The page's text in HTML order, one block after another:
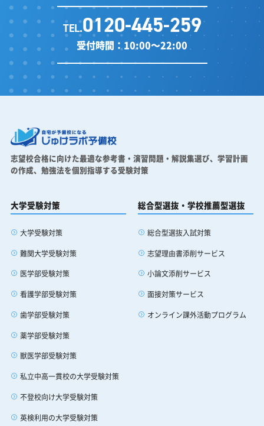
TEL.0120-445-259
受付時間：10:00～22:00
志望校合格に向けた最適な参考書・演習問題・解説集選び、 学習計画
の作成、勉強法を個別指導する受験対策
大学受験対策
大学受験対策
難関大学受験対策
医学部受験対策
看護学部受験対策
歯学部受験対策
薬学部受験対策
獣医学部受験対策
私立中高一貫校の大学受験対策
不登校向け大学受験対策
英検利用の大学受験対策
総合型選抜・学校推薦型選抜
総合型選抜入試対策
志望理由書添削サービス
小論文添削サービス
面接対策サービス
オンライン課外活動プログラム